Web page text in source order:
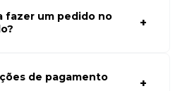
com os melhores preços
fazer um pedido no
as instruções para finalizar a
nossa equipe de suporte
de pagamento